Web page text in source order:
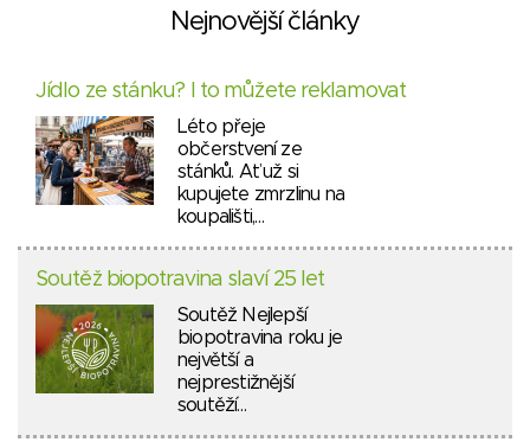
Nejnovější články
Jídlo ze stánku? I to můžete reklamovat
Léto přeje
občerstvení ze
stánků. Ať už si
kupujete zmrzlinu na
koupališti,…
Soutěž biopotravina slaví 25 let
Soutěž Nejlepší
biopotravina roku je
největší a
nejprestižnější
soutěží…